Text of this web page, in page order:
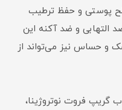
پوستی و حفظ ترطیب
و ضد آکنه این
حساس نیز می‌تواند از
گریپ فروت نوتروژینا،